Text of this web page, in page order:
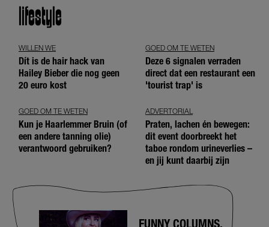
lifestyle
WILLEN WE
Dít is de hair hack van
Hailey Bieber die nog geen
20 euro kost
GOED OM TE WETEN
Deze 6 signalen verraden
direct dat een restaurant een
'tourist trap' is
GOED OM TE WETEN
Kun je Haarlemmer Bruin (of
een andere tanning olie)
verantwoord gebruiken?
ADVERTORIAL
Praten, lachen én bewegen:
dit event doorbreekt het
taboe rondom urineverlies –
en jij kunt daarbij zijn
FUNNY COLUMNS,